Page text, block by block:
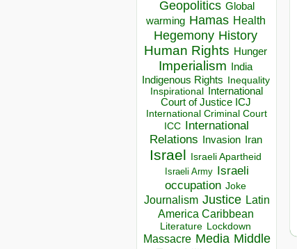
Geopolitics Global
warming Hamas Health
Hegemony History
Human Rights Hunger
Imperialism India
Indigenous Rights Inequality
Inspirational
International
Court of Justice ICJ
International Criminal Court
ICC
International
Relations
Invasion Iran
Israel Israeli Apartheid
Israeli Army Israeli
occupation Joke
Journalism Justice Latin
America Caribbean
Literature Lockdown
Massacre Media Middle